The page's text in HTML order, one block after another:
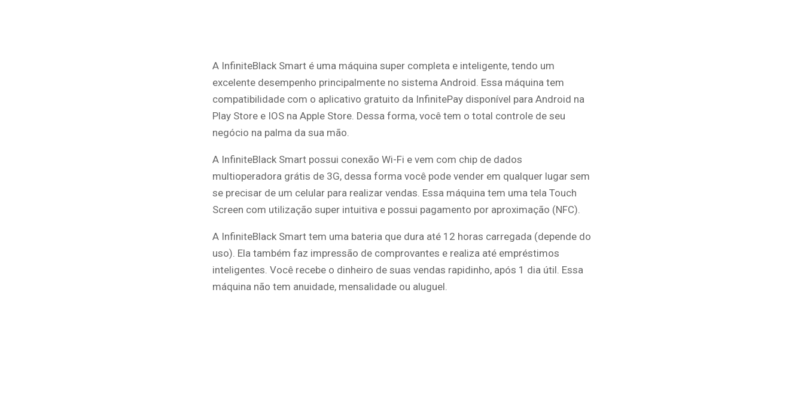
A InfiniteBlack Smart é uma máquina super completa e inteligente, tendo um
excelente desempenho principalmente no sistema Android. Essa máquina tem
compatibilidade com o aplicativo gratuito da InfinitePay disponível para Android na
Play Store e IOS na Apple Store. Dessa forma, você tem o total controle de seu
negócio na palma da sua mão.
A InfiniteBlack Smart possui conexão Wi-Fi e vem com chip de dados
multioperadora grátis de 3G, dessa forma você pode vender em qualquer lugar sem
se precisar de um celular para realizar vendas. Essa máquina tem uma tela Touch
Screen com utilização super intuitiva e possui pagamento por aproximação (NFC).
A InfiniteBlack Smart tem uma bateria que dura até 12 horas carregada (depende do
uso). Ela também faz impressão de comprovantes e realiza até empréstimos
inteligentes. Você recebe o dinheiro de suas vendas rapidinho, após 1 dia útil. Essa
máquina não tem anuidade, mensalidade ou aluguel.